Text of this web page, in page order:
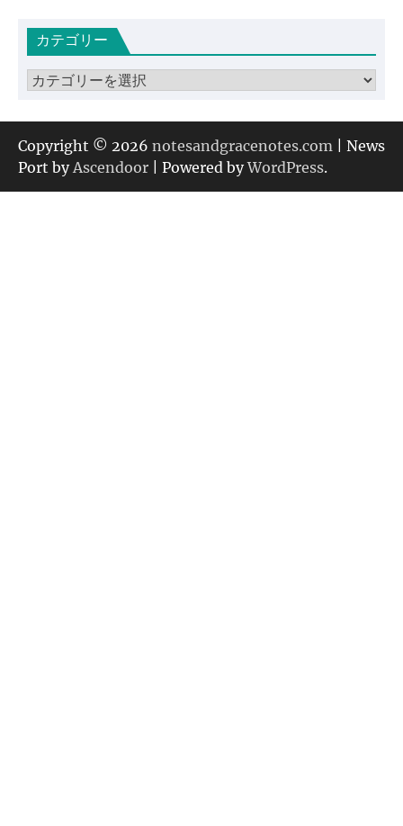
イカテゴリー
カ
ゴ
リ
ー
Copyright © 2026 notesandgracenotes.com | News
Port byAscendoor | Powered byWordPress.